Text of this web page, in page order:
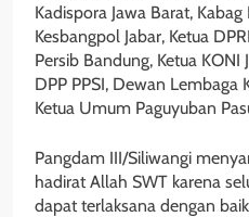
Kadispora Jawa Barat,
Kesbangpol Jabar, Ketua
Persib Bandung, Ketua KONI
DPP PPSI, Dewan Lembaga
Ketua Umum Paguyuban
Pangdam III/Siliwangi
hadirat Allah SWT karena
dapat terlaksana dengan